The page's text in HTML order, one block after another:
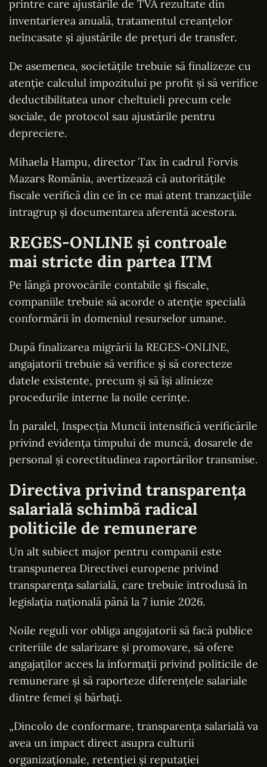
printre care ajustările de TVA rezultate din
inventarierea anuală, tratamentul creanțelor
neîncasate și ajustările de prețuri de transfer.
De asemenea, societățile trebuie să finalizeze cu
atenție calculul impozitului pe profit și să verifice
deductibilitatea unor cheltuieli precum cele
sociale, de protocol sau ajustările pentru
depreciere.
Mihaela Hampu, director Tax în cadrul Forvis
Mazars România, avertizează că autoritățile
fiscale verifică din ce în ce mai atent tranzacțiile
intragrup și documentarea aferentă acestora.
REGES-ONLINE și controale
mai stricte din partea ITM
Pe lângă provocările contabile și fiscale,
companiile trebuie să acorde o atenție specială
conformării în domeniul resurselor umane.
După finalizarea migrării la REGES-ONLINE,
angajatorii trebuie să verifice și să corecteze
datele existente, precum și să își alinieze
procedurile interne la noile cerințe.
În paralel, Inspecția Muncii intensifică verificările
privind evidența timpului de muncă, dosarele de
personal și corectitudinea raportărilor transmise.
Directiva privind transparența
salarială schimbă radical
politicile de remunerare
Un alt subiect major pentru companii este
transpunerea Directivei europene privind
transparența salarială, care trebuie introdusă în
legislația națională până la 7 iunie 2026.
Noile reguli vor obliga angajatorii să facă publice
criteriile de salarizare și promovare, să ofere
angajaților acces la informații privind politicile de
remunerare și să raporteze diferențele salariale
dintre femei și bărbați.
„Dincolo de conformare, transparența salarială va
avea un impact direct asupra culturii
organizaționale, retenției și reputației